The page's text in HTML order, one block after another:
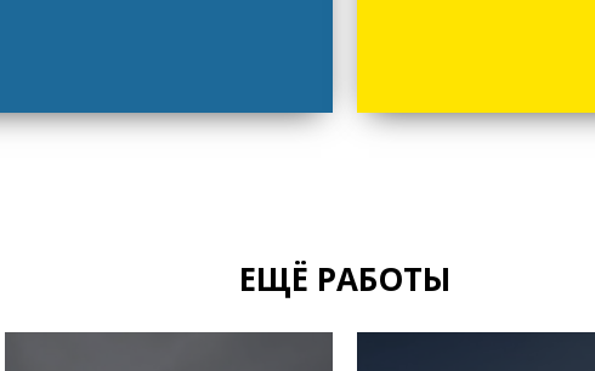
ЕЩЁ РАБОТЫ